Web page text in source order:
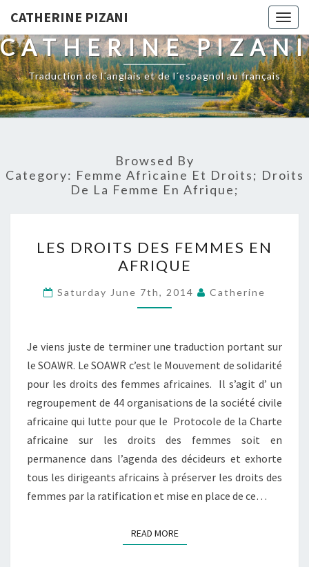
CATHERINE PIZANI
CATHERINE PIZANI
Traduction de l´anglais et de l´espagnol au français
Browsed By
Category: Femme Africaine Et Droits; Droits
De La Femme En Afrique;
DROITS
DES
FEMMES
EN
LES DROITS DES FEMMES EN
AFRIQUE
Saturday June 7th, 2014 Catherine
Je viens juste de terminer une traduction portant sur
le SOAWR. Le SOAWR c’est le Mouvement de solidarité
pour les droits des femmes africaines. Il s’agit d’ un
regroupement de 44 organisations de la société civile
africaine qui lutte pour que le Protocole de la Charte
africaine sur les droits des femmes soit en
permanence dans l’agenda des décideurs et exhorte
tous les dirigeants africains à préserver les droits des
femmes par la ratification et mise en place de ce…
READ MOREREAD MORE